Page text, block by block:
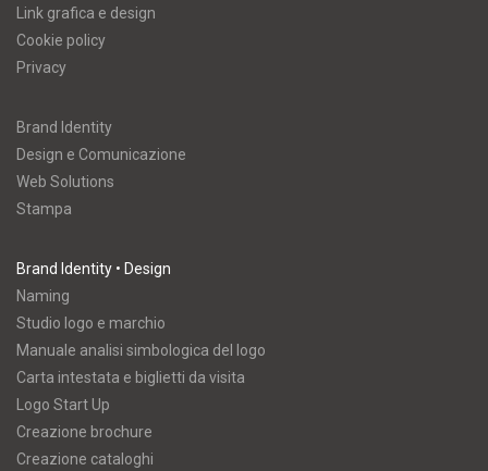
Link grafica e design
Cookie policy
Privacy
Brand Identity
Design e Comunicazione
Web Solutions
Stampa
Brand Identity • Design
Naming
Studio logo e marchio
Manuale analisi simbologica del logo
Carta intestata e biglietti da visita
Logo Start Up
Creazione brochure
Creazione cataloghi